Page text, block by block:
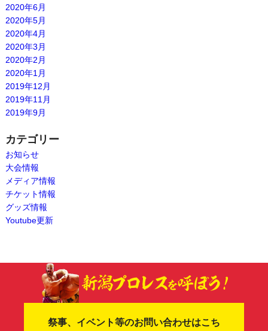
2020年6月
2020年5月
2020年4月
2020年3月
2020年2月
2020年1月
2019年12月
2019年11月
2019年9月
カテゴリー
お知らせ
大会情報
メディア情報
チケット情報
グッズ情報
Youtube更新
祭事、イベント等のお問い合わせはこち